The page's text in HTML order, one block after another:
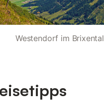
Westendorf im Brixental